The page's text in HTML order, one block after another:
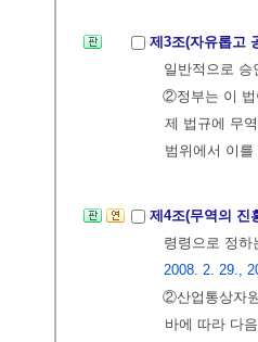
제3조(자유롭고
일반적으로
②정부는 이 법
제 법규에 무
범위에서 이
제4조(무역의 진
령령으로 정
2008. 2. 29.,
②산업통상자
바에 따라 다